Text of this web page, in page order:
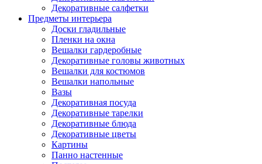
Декоративные салфетки
Предметы интерьера
Доски гладильные
Пленки на окна
Вешалки гардеробные
Декоративные головы животных
Вешалки для костюмов
Вешалки напольные
Вазы
Декоративная посуда
Декоративные тарелки
Декоративные блюда
Декоративные цветы
Картины
Панно настенные